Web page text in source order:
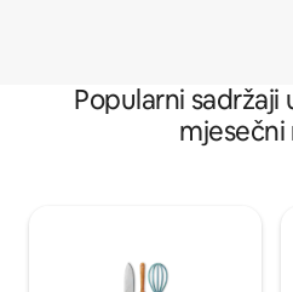
Popularni sadržaji
mjesečni